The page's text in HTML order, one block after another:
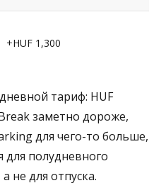
+HUF 1,300
тариф: HUF
заметно дороже,
для чего-то больше,
для полудневного
не для отпуска.